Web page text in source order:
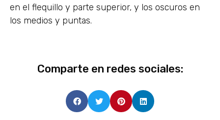
en el flequillo y parte superior, y los oscuros en
los medios y puntas.
Comparte en redes sociales: